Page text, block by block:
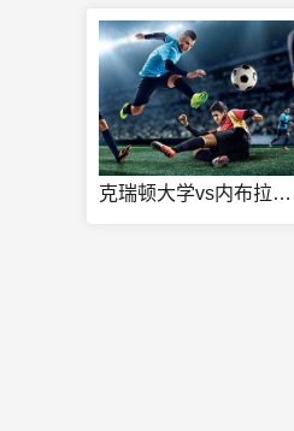
克瑞顿大学vs内布拉斯加大学直播